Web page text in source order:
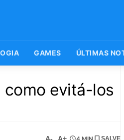
GAMES ÚLTIMAS
evitá-los
4 MIN SALVE